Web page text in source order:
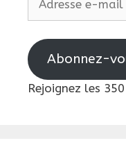
Abonnez-
Rejoignez les